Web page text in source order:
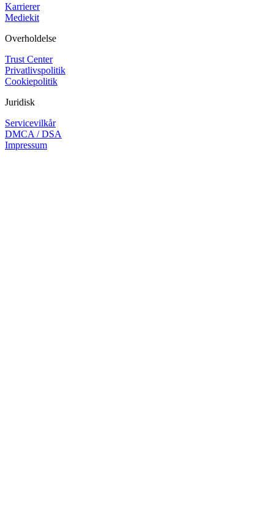
Karrierer
Mediekit
Overholdelse
Trust Center
Privatlivspolitik
Cookiepolitik
Juridisk
Servicevilkår
DMCA / DSA
Impressum